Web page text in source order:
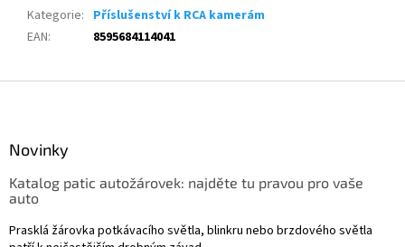
Kategorie: Příslušenství k RCA kamerám
EAN: 8595684114041
Novinky
Katalog patic autožárovek: najděte tu pravou pro vaše
auto
Prasklá žárovka potkávacího světla, blinkru nebo brzdového světla